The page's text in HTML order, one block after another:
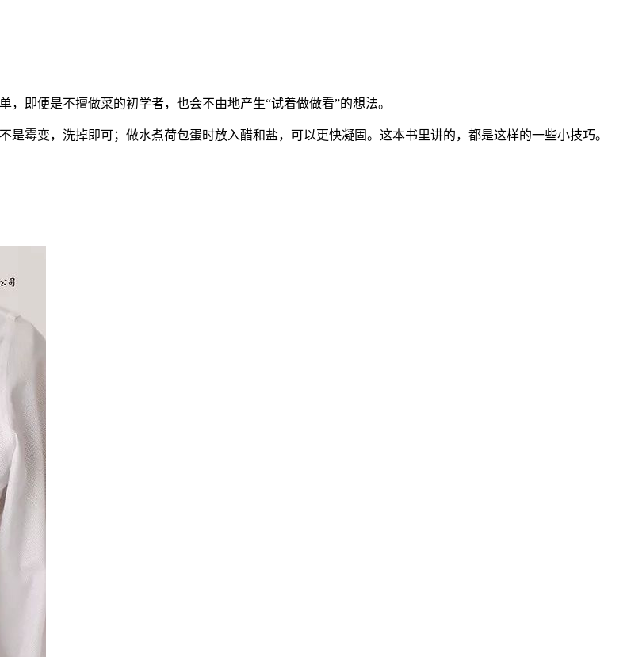
即便是不擅做菜的初学者，也会不由地产生“试着做做看”的想法。
霉变，洗掉即可；做水煮荷包蛋时放入醋和盐，可以更快凝固。这本书里讲的，都是这样的一些小技巧。